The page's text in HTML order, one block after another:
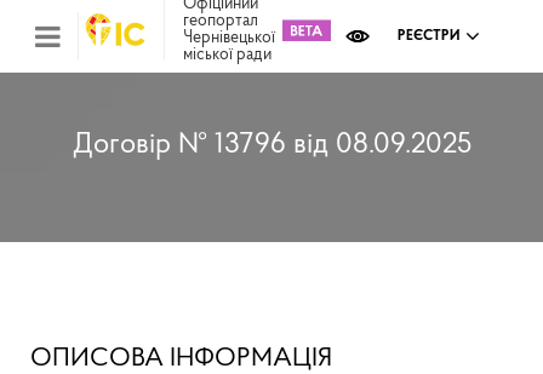
Офіційний
геопортал
Чернівецької
міської ради
РЕЄСТРИ
Договір № 13796 від 08.09.2025
ОПИСОВА ІНФОРМАЦІЯ